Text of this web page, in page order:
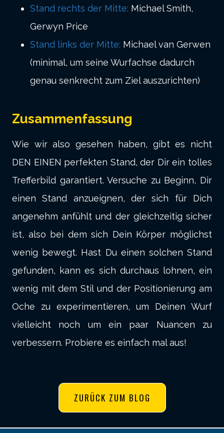
Stand rechts der Mitte: Michael Smith,
Gerwyn Price
Stand links der Mitte: Michael van Gerwen
(minimal, um seine Wurfachse dadurch
genau senkrecht zum Ziel auszurichten)
Zusammenfassung
Wie wir also gesehen haben, gibt es nicht
DEN EINEN perfekten Stand, der Dir ein tolles
Trefferbild garantiert. Versuche zu Beginn, Dir
einen Stand anzueignen, der sich für Dich
angenehm anfühlt und der gleichzeitig sicher
ist, also bei dem sich Dein Körper möglichst
wenig bewegt. Hast Du einen solchen Stand
gefunden, kann es sich durchaus lohnen, ein
wenig mit dem Stil und der Positionierung am
Oche zu experimentieren, um Deinen Wurf
vielleicht noch um ein paar Nuancen zu
verbessern. Probiere es einfach mal aus!
ZURÜCK ZUM BLOG